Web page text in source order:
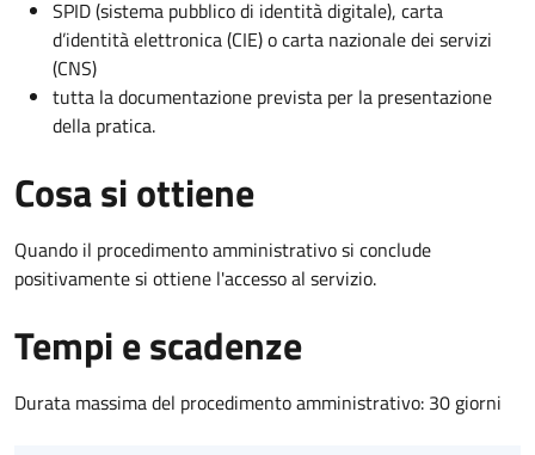
SPID (sistema pubblico di identità digitale), carta
d’identità elettronica (CIE) o carta nazionale dei servizi
(CNS)
tutta la documentazione prevista per la presentazione
della pratica.
Cosa si ottiene
Quando il procedimento amministrativo si conclude
positivamente si ottiene l'accesso al servizio.
Tempi e scadenze
Durata massima del procedimento amministrativo: 30 giorni